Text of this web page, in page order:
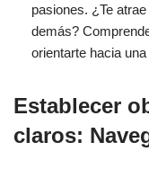
4 – Mostrar
pasión y dedicación
demuestren sus
Dé rienda suelta
pasiones. ¿Te
demás?
orientarte hacia
Establecer
claros: